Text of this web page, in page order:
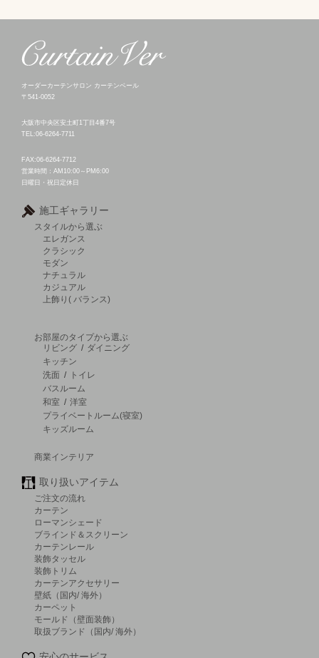
オーダーカーテンサロン カーテンベール
〒541-0052
大阪市中央区安土町1丁目4番7号
TEL:06-6264-7711
FAX:06-6264-7712
営業時間：AM10:00～PM6:00
日曜日・祝日定休日
施工ギャラリー
スタイルから選ぶ
エレガンス
クラシック
モダン
ナチュラル
カジュアル
上飾り( バランス)
お部屋のタイプから選ぶ
リビング / ダイニング
キッチン
洗面 /
トイレ
バスルーム
和室 / 洋室
プライベートルーム(寝室)
キッズルーム
商業インテリア
取り扱いアイテム
ご注文の流れ
カーテン
ローマンシェード
ブラインド＆スクリーン
カーテンレール
装飾タッセル
装飾トリム
カーテンアクセサリー
壁紙（国内/ 海外）
カーペット
モールド（壁面装飾）
取扱ブランド（国内/ 海外）